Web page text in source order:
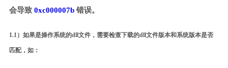
会导致 0xc000007b错误。
1.1）如果是操作系统的dll文件，需要检查下载的dll文件版本和系统版本是否
匹配，如：